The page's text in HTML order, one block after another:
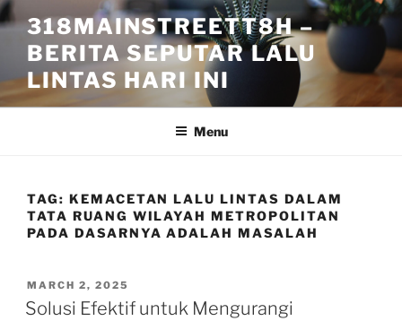
Skip
to
content
318MAINSTREETT8H –
BERITA SEPUTAR LALU
LINTAS HARI INI
Menu
TAG: KEMACETAN LALU LINTAS DALAM
TATA RUANG WILAYAH METROPOLITAN
PADA DASARNYA ADALAH MASALAH
POSTED
ON
MARCH 2, 2025
Solusi Efektif untuk Mengurangi